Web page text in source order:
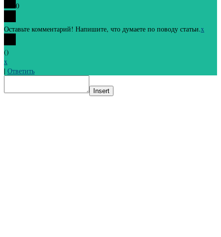
0
Оставьте комментарий! Напишите, что думаете по поводу статьи.x
()
x
| Ответить
Insert